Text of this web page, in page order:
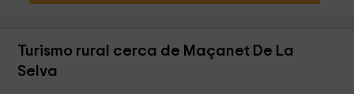
Turismo rural cerca de Maçanet De La
Selva